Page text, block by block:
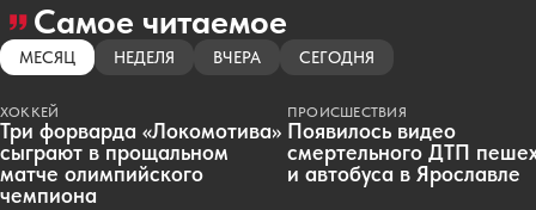
Самое читаемое
МЕСЯЦ НЕДЕЛЯ ВЧЕРА СЕГОДНЯ
ХОККЕЙ
Три форварда «Локомотива»
сыграют в прощальном
матче олимпийского
чемпиона
ПРОИСШЕСТВИЯ
Появилось видео
смертельного ДТП
и автобуса в Ярославле